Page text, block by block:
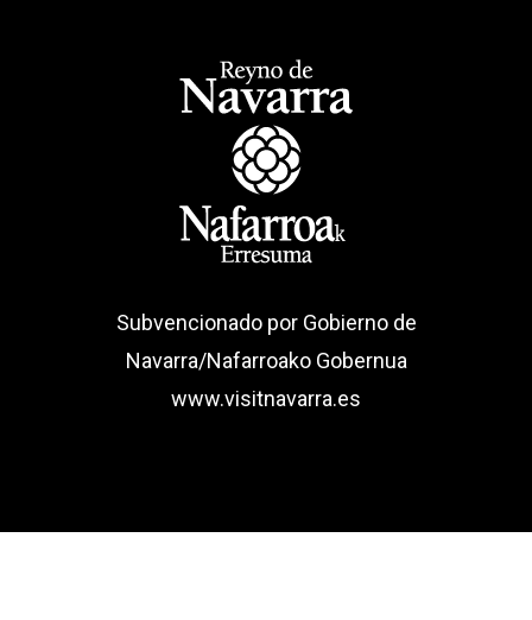
Subvencionado por Gobierno de
Navarra/Nafarroako Gobernua
www.visitnavarra.es